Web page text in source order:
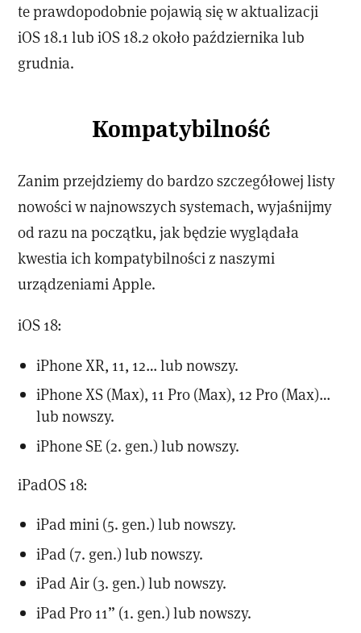
te prawdopodobnie pojawią się w aktualizacji
iOS 18.1 lub iOS 18.2 około października lub
grudnia.
Kompatybilność
Zanim przejdziemy do bardzo szczegółowej listy
nowości w najnowszych systemach, wyjaśnijmy
od razu na początku, jak będzie wyglądała
kwestia ich kompatybilności z naszymi
urządzeniami Apple.
iOS 18:
iPhone XR, 11, 12… lub nowszy.
iPhone XS (Max), 11 Pro (Max), 12 Pro (Max)…
lub nowszy.
iPhone SE (2. gen.) lub nowszy.
iPadOS 18:
iPad mini (5. gen.) lub nowszy.
iPad (7. gen.) lub nowszy.
iPad Air (3. gen.) lub nowszy.
iPad Pro 11” (1. gen.) lub nowszy.